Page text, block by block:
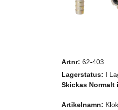
Artnr: 62-403
Lagerstatus: I
Skickas Normalt
Artikelnamn: